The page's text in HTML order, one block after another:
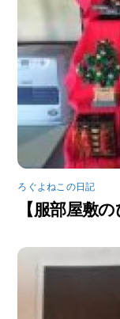
ろぐよねこの日記
【服部屋敷